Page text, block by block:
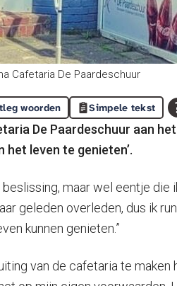
Cafetaria De Paardeschuur
woorden Simpele tekst
De Paardeschuur aan
het leven te genieten’.
maar wel eentje die
geleden overleden, dus ik
kunnen genieten.”
van de cafetaria te